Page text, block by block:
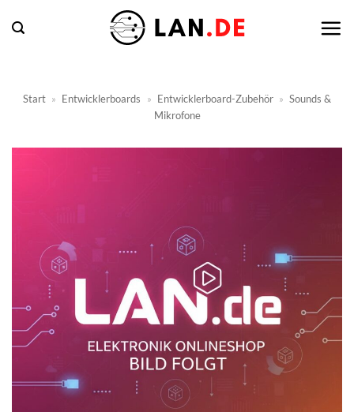
Inhalt
Start » Entwicklerboards » Entwicklerboard-Zubehör » Sounds &
Mikrofone